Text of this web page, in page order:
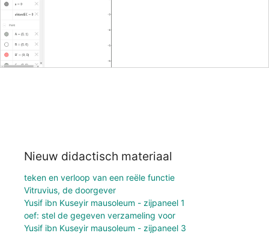
Nieuw didactisch materiaal
teken en verloop van een reële functie
Vitruvius, de doorgever
Yusif ibn Kuseyir mausoleum - zijpaneel 1
oef: stel de gegeven verzameling voor
Yusif ibn Kuseyir mausoleum - zijpaneel 3